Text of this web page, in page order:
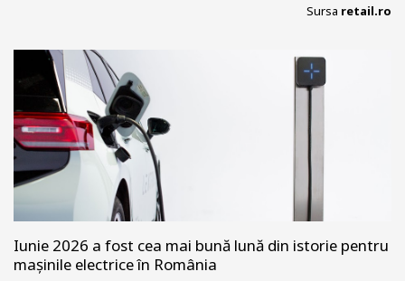
Sursa retail.ro
Iunie 2026 a fost cea mai bună lună din istorie pentru
mașinile electrice în România